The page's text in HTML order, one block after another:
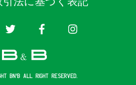
B&B ALL RIGHT RESERVED.